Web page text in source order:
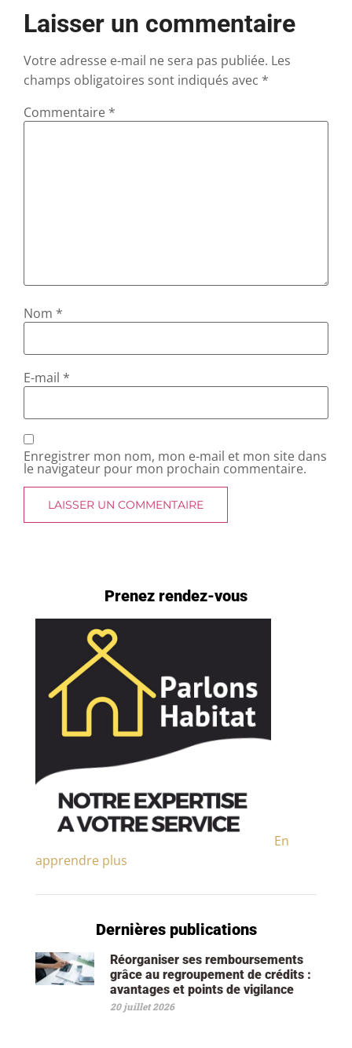
Laisser un commentaire
Votre adresse e-mail ne sera pas publiée. Les
champs obligatoires sont indiqués avec *
Commentaire *
Nom *
E-mail *
Enregistrer mon nom, mon e-mail et mon site dans
le navigateur pour mon prochain commentaire.
Prenez rendez-vous
En
apprendre plus
Dernières publications
Réorganiser ses remboursements
grâce au regroupement de crédits :
avantages et points de vigilance
20 juillet 2026